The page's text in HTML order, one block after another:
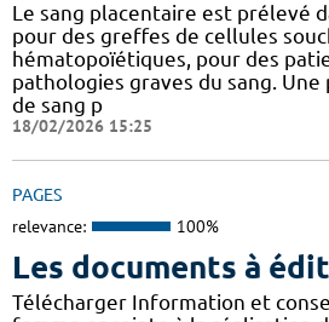
Le sang placentaire est prélevé
pour des greffes de cellules
hématopoïétiques, pour des
pathologies graves du sang.
de sang p
18/02/2026 15:25
PAGES
relevance: 100%
Les documents à
Télécharger Information et